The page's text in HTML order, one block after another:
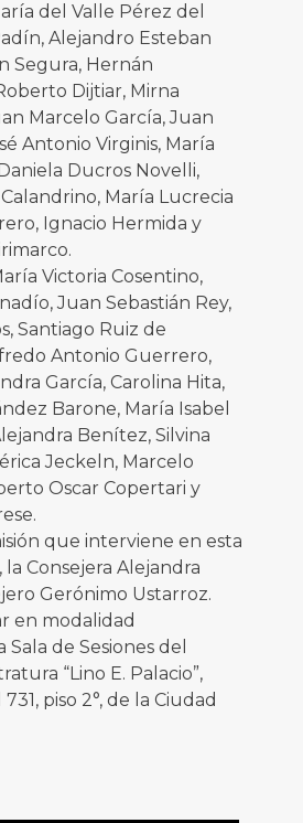
del Valle Pérez del
Alejandro Esteban
Segura, Hernán
Dijtiar, Mirna
Marcelo García, Juan
Antonio Virginis, María
Ducros Novelli,
María Lucrecia
Ignacio Hermida y
Victoria Cosentino,
Juan Sebastián Rey,
Santiago Ruiz de
Antonio Guerrero,
García, Carolina Hita,
Barone, María Isabel
Benítez, Silvina
Jeckeln, Marcelo
Oscar Copertari y
que interviene en esta
Consejera Alejandra
Gerónimo Ustarroz.
en modalidad
de Sesiones del
“Lino E. Palacio”,
piso 2°, de la Ciudad